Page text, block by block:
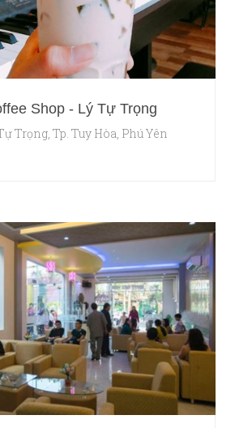
Shop - Lý Tự Trọng
Trọng, Tp. Tuy Hòa, Phú Yên